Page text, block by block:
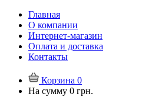
Главная
О компании
Интернет-магазин
Оплата и доставка
Контакты
Корзина 0
На сумму 0 грн.